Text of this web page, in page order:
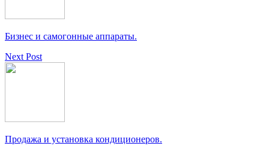
Бизнес и самогонные аппараты.
Next Post
Продажа и установка кондиционеров.